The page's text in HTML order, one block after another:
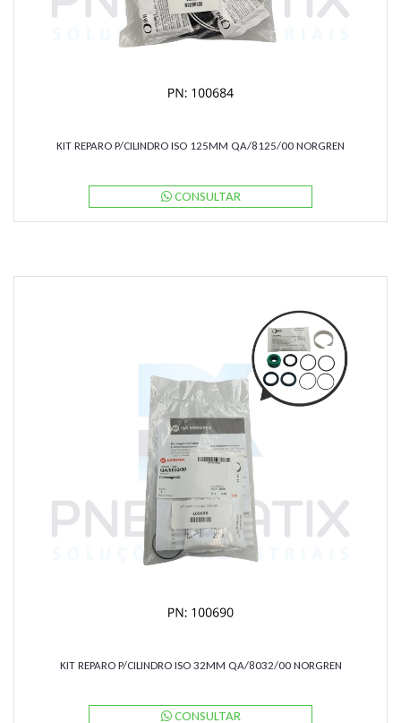
KIT REPARO P/CILINDRO ISO 125MM QA/8125/00 NORGREN
CONSULTAR
KIT REPARO P/CILINDRO ISO 32MM QA/8032/00 NORGREN
CONSULTAR